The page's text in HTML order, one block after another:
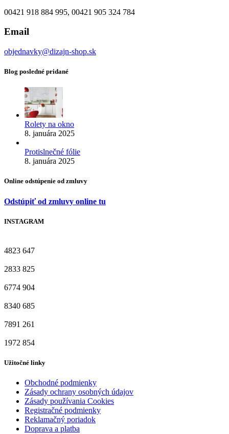
00421 918 884 995, 00421 905 324 784
Email
objednavky@dizajn-shop.sk
Blog posledné pridané
Rolety na okno
8. januára 2025
Protislnečné fólie
8. januára 2025
Online odstúpenie od zmluvy
Odstúpiť od zmluvy online tu
INSTAGRAM
4823 647
2833 825
6774 904
8340 685
7891 261
1972 854
Užitočné linky
Obchodné podmienky
Zásady ochrany osobných údajov
Zásady používania Cookies
Registračné podmienky
Reklamačný poriadok
Doprava a platba